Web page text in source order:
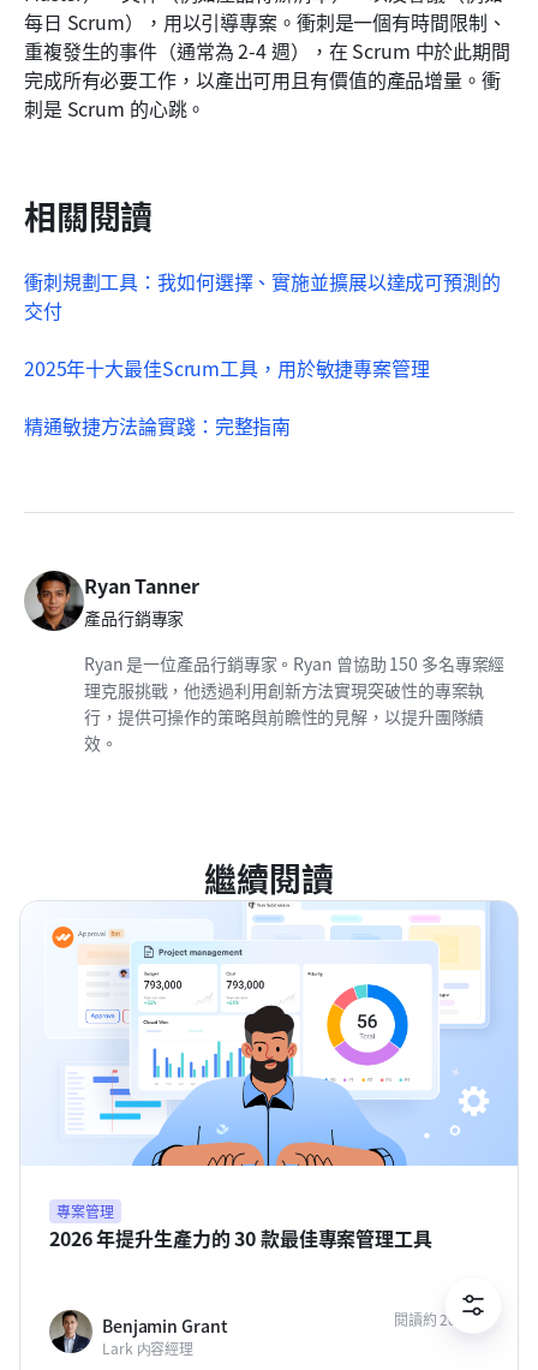
每日 Scrum），用以引導專案。衝刺是一個有時間限制、
重複發生的事件（通常為 2-4 週），在 Scrum 中於此期間
完成所有必要工作，以產出可用且有價值的產品增量。衝
刺是 Scrum 的心跳。
相關閱讀
衝刺規劃工具：我如何選擇、實施並擴展以達成可預測的
交付
2025年十大最佳Scrum工具，用於敏捷專案管理
精通敏捷方法論實踐：完整指南
Ryan Tanner
產品行銷專家
Ryan 是一位產品行銷專家。Ryan 曾協助 150 多名專案經
理克服挑戰，他透過利用創新方法實現突破性的專案執
行，提供可操作的策略與前瞻性的見解，以提升團隊績
效。
繼續閱讀
專案管理
2026 年提升生產力的 30 款最佳專案管理工具
Benjamin Grant
Lark 内容經理
閱讀約 20 分鐘